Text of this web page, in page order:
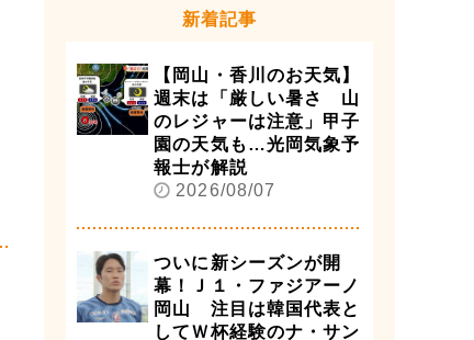
新着記事
【岡山・香川のお天気】
週末は「厳しい暑さ 山
のレジャーは注意」甲子
園の天気も…光岡気象予
報士が解説
2026/08/07
ついに新シーズンが開
幕！Ｊ１・ファジアーノ
岡山 注目は韓国代表と
してＷ杯経験のナ・サン